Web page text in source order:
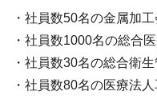
・社員数50名の金属加
・社員数1000名の総合
・社員数30名の総合衛
・社員数80名の医療法